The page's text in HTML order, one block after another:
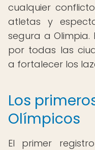
cualquier
atletas y
segura a
por todas las
a fortalecer los
Los
Olímpicos
El primer